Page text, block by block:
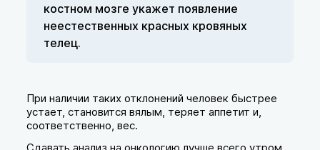
костном мозге укажет появление
неестественных красных кровяных
телец.
При наличии таких отклонений человек быстрее
устает, становится вялым, теряет аппетит и,
соответственно, вес.
Сдавать анализ на онкологию лучше всего утром